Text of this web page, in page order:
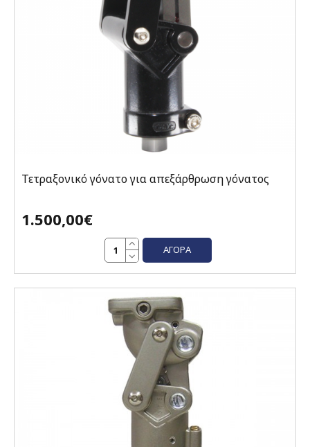
Τετραξονικό γόνατο για απεξάρθρωση γόνατος
1.500,00€
ΑΓΟΡΆ